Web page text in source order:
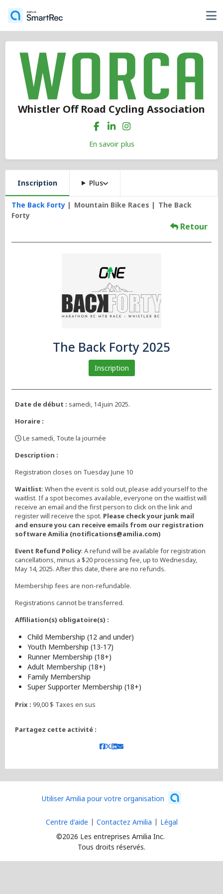
Whistler Off Road Cycling Association
En savoir plus
Inscription Plus
The Back Forty Mountain Bike Races
The Back
Forty
Retour
The Back Forty 2025
Inscription
Date de début : samedi, 14 juin 2025.
Horaire :
Le samedi, Toute la journée
Description :
Registration closes on Tuesday June 10
Waitlist: When the event is sold out, please add yourself to the
waitlist. If a spot becomes available, everyone on the waitlist will
receive an email and the first person to click on the link and
register will receive the spot. Please check your junk mail
and ensure you can receive emails from our registration
software Amilia (notifications@amilia.com)
Event Refund Policy: A refund will be available for registration
cancellations, minus a $20 processing fee, up to Wednesday,
May 14, 2025. After this date, there are no refunds.
Membership fees are non-refundable.
Registrations cannot be transferred.
Affiliation(s) obligatoire(s) :
Child Membership (12 and under)
Youth Membership (13-17)
Runner Membership (18+)
Adult Membership (18+)
Family Membership
Super Supporter Membership (18+)
Prix : 99,00 $ Taxes en sus
Partagez cette activité :
Utiliser Amilia pour votre organisation
©2026 Les entreprises Amilia Inc.
Tous droits réservés.
Centre d'aide Contactez Amilia Légal